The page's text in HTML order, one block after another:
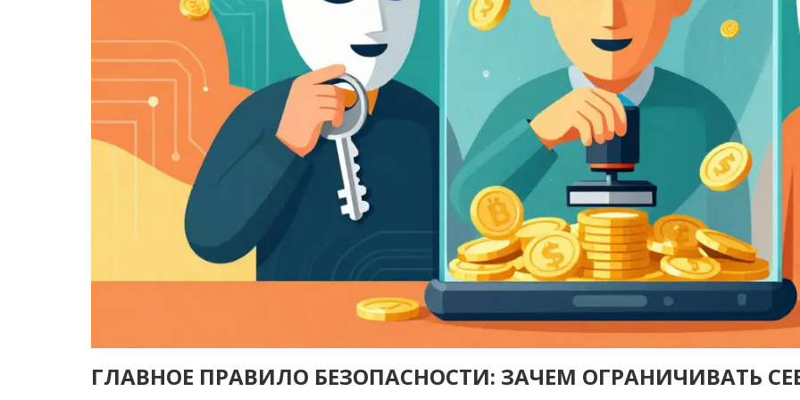
ГЛАВНОЕ ПРАВИЛО БЕЗОПАСНОСТИ: ЗАЧЕМ ОГРАНИЧИВАТЬ